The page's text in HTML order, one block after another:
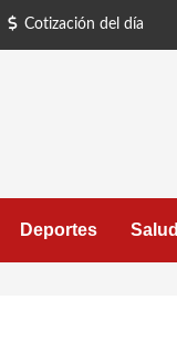
Cotización del día
Deportes Salud